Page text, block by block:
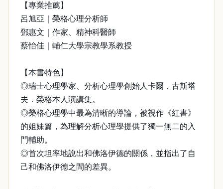
【專業推薦】
呂旭亞｜榮格心理分析師
鄧惠文｜作家、精神科醫師
蔡怡佳｜輔仁大學宗教學系教授
【本書特色】
◎瑞士心理學家、分析心理學創始人卡爾．古斯塔
夫．榮格本人演講集。
◎榮格心理學中最為清晰的導論，被視作《紅書》
的姐妹篇，為理解分析心理學提供了獨一無二的入
門輔助。
◎首次坦率地說出和佛洛伊德的關係，並指出了自
己和佛洛伊德之間的差異。